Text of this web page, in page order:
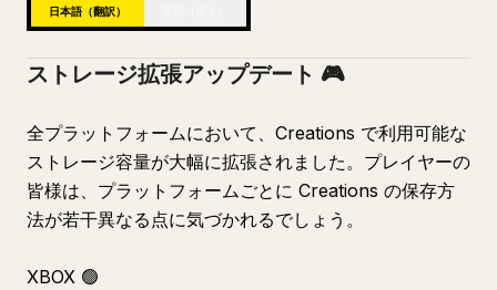
日本語（翻訳）
ストレージ拡張アップデート 🎮
全プラットフォームにおいて、Creations で利用可能な
ストレージ容量が大幅に拡張されました。プレイヤーの
皆様は、プラットフォームごとに Creations の保存方
法が若干異なる点に気づかれるでしょう。
XBOX 🟢